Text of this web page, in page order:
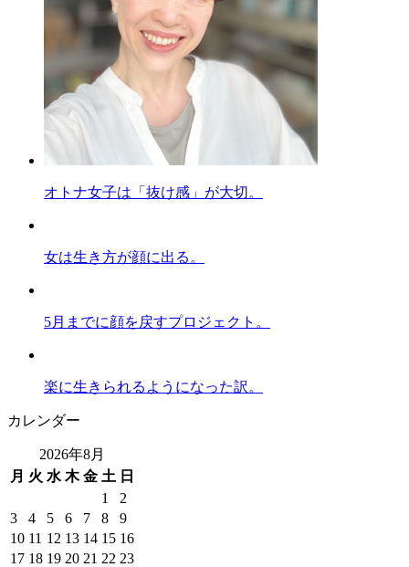
オトナ女子は「抜け感」が大切。
女は生き方が顔に出る。
5月までに顔を戻すプロジェクト。
楽に生きられるようになった訳。
カレンダー
2026年8月
月 火 水 木 金 土 日
1
2
3
4 5 6 7 8
9
10 11 12 13 14 15 16
17 18 19 20 21 22 23